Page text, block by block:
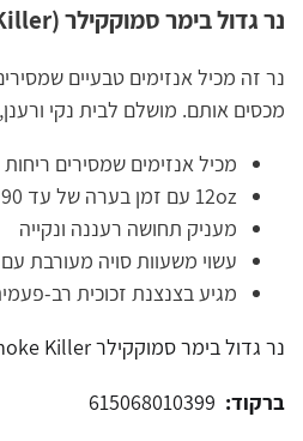
נר גדול בימר סמוקקילר (Smoke Killer)
נר זה מכיל אנזימים טבעיים
מכסים אותם. מושלם לבית נקי
מכיל אנזימים שמסירים
12oz עם זמן בערה של עד 90 שעות
מעניק תחושה רעננה ונקייה
עשוי משעוות סויה מעורבת
מגיע בצנצנת זכוכית רב-
נר גדול בימר סמוקקילר Smoke Killer
ברקוד: